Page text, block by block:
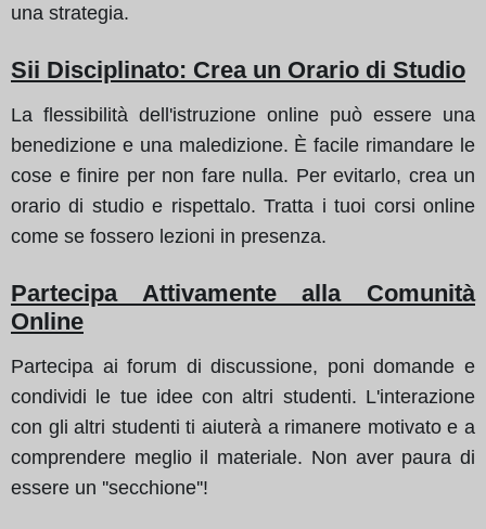
una strategia.
Sii Disciplinato: Crea un Orario di Studio
La flessibilità dell'istruzione online può essere una
benedizione e una maledizione. È facile rimandare le
cose e finire per non fare nulla. Per evitarlo, crea un
orario di studio e rispettalo. Tratta i tuoi corsi online
come se fossero lezioni in presenza.
Partecipa Attivamente alla Comunità
Online
Partecipa ai forum di discussione, poni domande e
condividi le tue idee con altri studenti. L'interazione
con gli altri studenti ti aiuterà a rimanere motivato e a
comprendere meglio il materiale. Non aver paura di
essere un ''secchione''!